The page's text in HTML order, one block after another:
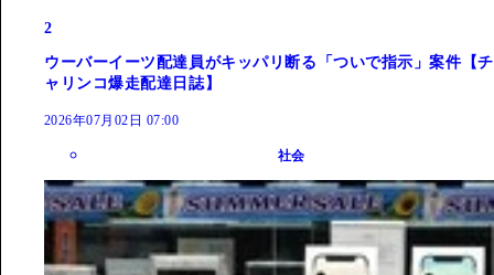
2
ウーバーイーツ配達員がキッパリ断る「ついで指示」案件【チ
ャリンコ爆走配達日誌】
2026年07月02日 07:00
社会